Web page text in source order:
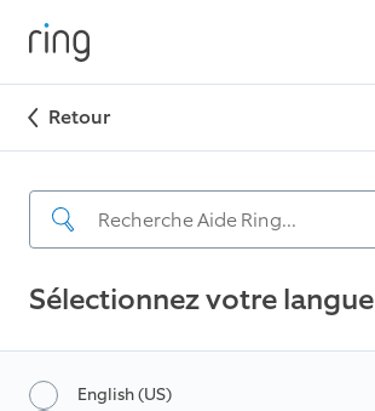
Retour
Sélectionnez votre langue
English (US)